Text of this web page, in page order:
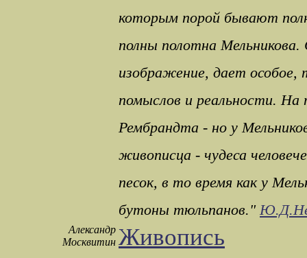
которым порой бывают
полны полотна Мельникова.
изображение, дает особое,
помыслов и реальности. На
Рембрандта - но у
живописца - чудеса
песок, в то время как у
бутоны тюльпанов."
Александр
Москвитин Живопись